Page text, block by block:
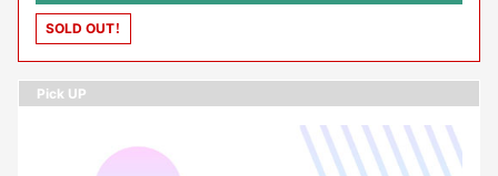
Nゲージモデルを商品化した人）、吉永陽一（空鉄写真家）ほか！
SOLD OUT！
Pick UP